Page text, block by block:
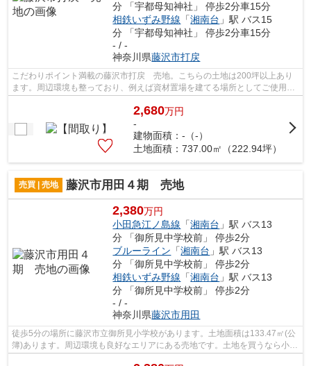
分 「宇都母知神社」 停歩2分車15分
相鉄いずみ野線 「湘南台 」駅 バス15
分 「宇都母知神社」 停歩2分車15分
- / -
神奈川県藤沢市打戻
こだわりポイント満載の藤沢市打戻 売地。こちらの土地は200坪以上あり
ます。周辺環境も整っており、例えば資材置場を建てる場所としてご使用で
2,680万円
-
建物面積：-（-）
土地面積：737.00㎡（222.94坪）
売買 | 売地 藤沢市用田４期 売地
2,380万円
小田急江ノ島線 「湘南台 」駅 バス13
分 「御所見中学校前」 停歩2分
ブルーライン 「湘南台 」駅 バス13
分 「御所見中学校前」 停歩2分
相鉄いずみ野線 「湘南台 」駅 バス13
分 「御所見中学校前」 停歩2分
- / -
神奈川県藤沢市用田
徒歩5分の場所に藤沢市立御所見小学校があります。土地面積は133.47㎡(公
簿)あります。周辺環境も良好なエリアにある売地です。土地を買うなら小田